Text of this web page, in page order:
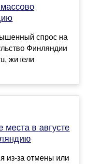
спрос на
Финляндии
жители
места в августе
из-за отмены или